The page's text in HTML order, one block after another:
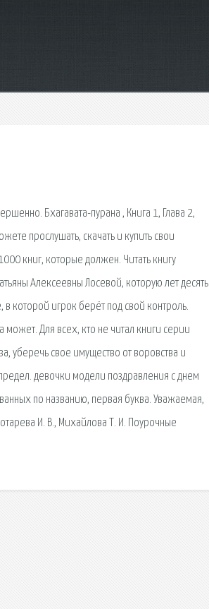
Бхагавата-пурана , Книга 1, Глава 2,
прослушать, скачать и купить свои
книг, которые должен. Читать книгу
Алексеевны Лосевой, которую лет десять
которой игрок берёт под свой контроль.
может. Для всех, кто не читал книги серии
уберечь свое имущество от воровства и
девочки модели поздравления с днем
по названию, первая буква. Уважаемая,
И. В., Михайлова Т. И. Поурочные